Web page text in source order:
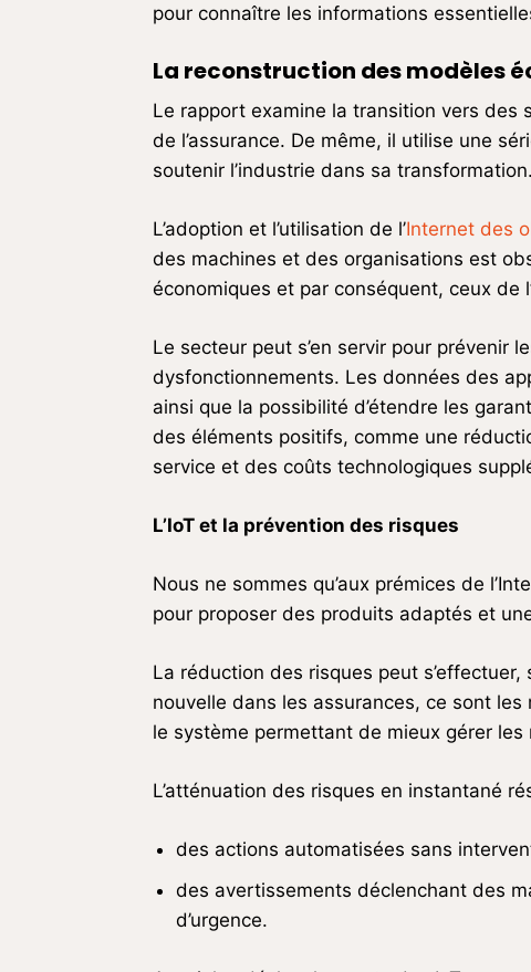
pour connaître les informations
La reconstruction des modèles
Le rapport examine la transition vers des
de l’assurance. De même, il utilise une
soutenir l’industrie dans sa
L’adoption et l’utilisation de l’Internet des
des machines et des organisations est
économiques et par conséquent, ceux de
Le secteur peut s’en servir pour prévenir
dysfonctionnements. Les données des
ainsi que la possibilité d’étendre les
des éléments positifs, comme une
service et des coûts technologiques
L’IoT et la prévention des risques
Nous ne sommes qu’aux prémices de
pour proposer des produits adaptés et
La réduction des risques peut
nouvelle dans les assurances, ce sont les
le système permettant de mieux gérer les
L’atténuation des risques en instantané
des actions automatisées sans
des avertissements déclenchant des
d’urgence.